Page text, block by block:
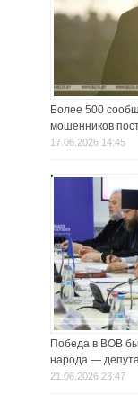
Более 500
мошенников
17.06.2026 14:45
Победа в ВОВ
народа —
21.06.2026 23:47